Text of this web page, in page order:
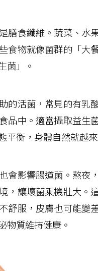
膳食纖維。蔬菜、水
食物就像菌群的「大
菌」。
的活菌，常見的有乳
品中。適當攝取益生
平衡，身體自然就越來
會影響腸道菌。熬夜
，讓壞菌乘機壯大。
舒服，皮膚也可能變
物質維持健康。